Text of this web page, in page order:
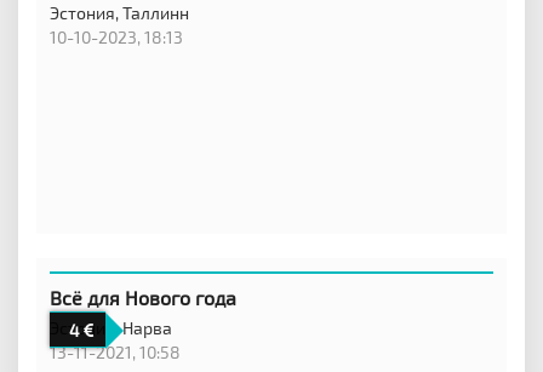
Эстония,Таллинн
10-10-2023, 18:13
4
Всё для Нового года
Эстония,Нарва
13-11-2021, 10:58